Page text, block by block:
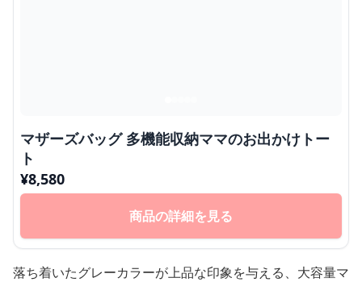
マザーズバッグ 多機能収納ママのお出かけトー
ト
¥8,580
商品の詳細を見る
落ち着いたグレーカラーが上品な印象を与える、大容量マ